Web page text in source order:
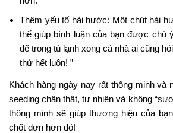
Thêm yếu tố hài hước: Một chút hài
thể giúp bình luận của bạn được chú
để trong tủ lạnh xong cả nhà ai cũng
thử hết luôn! ”
Khách hàng ngày nay rất thông minh và
seeding chân thật, tự nhiên và không
thông minh sẽ giúp thương hiệu của
chốt đơn hơn đó!